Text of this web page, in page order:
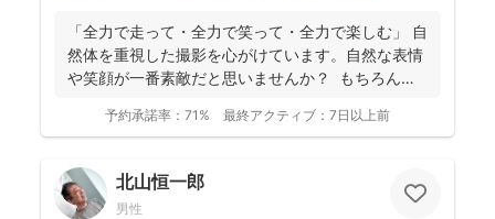
「全力で走って・全力で笑って・全力で楽しむ」 自
然体を重視した撮影を心がけています。自然な表情
や笑顔が一番素敵だと思いませんか？ もちろん、
予約承諾率： 71% 最終アクティブ： 7日以上前
北山恒一郎
男性